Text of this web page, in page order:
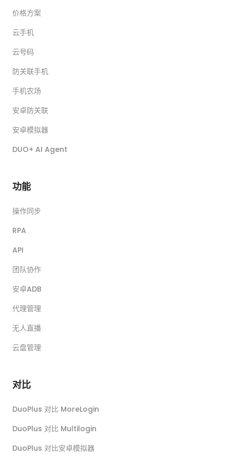
价格方案
云手机
云号码
防关联手机
手机农场
安卓防关联
安卓模拟器
DUO+ AI Agent
功能
操作同步
RPA
API
团队协作
安卓ADB
代理管理
无人直播
云盘管理
对比
DuoPlus 对比 MoreLogin
DuoPlus 对比 Multilogin
DuoPlus 对比安卓模拟器